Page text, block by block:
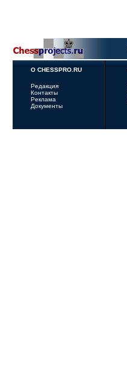
О CHESSPRO.RU
Редакция
Контакты
Реклама
Документы